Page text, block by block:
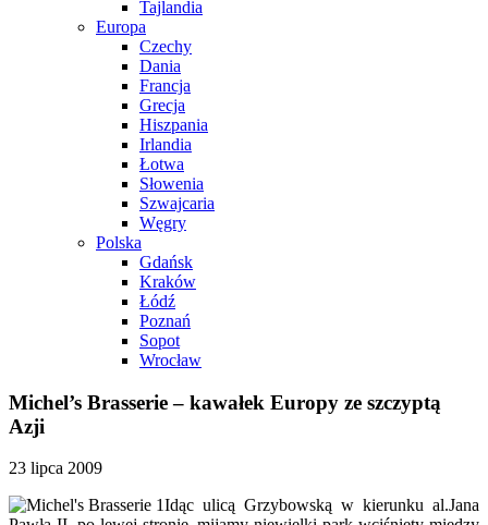
Tajlandia
Europa
Czechy
Dania
Francja
Grecja
Hiszpania
Irlandia
Łotwa
Słowenia
Szwajcaria
Węgry
Polska
Gdańsk
Kraków
Łódź
Poznań
Sopot
Wrocław
Michel’s Brasserie – kawałek Europy ze szczyptą
Azji
23 lipca 2009
Idąc ulicą Grzybowską w kierunku al.Jana